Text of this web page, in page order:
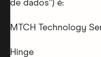
de dados”) é:
MTCH Technology
Hinge